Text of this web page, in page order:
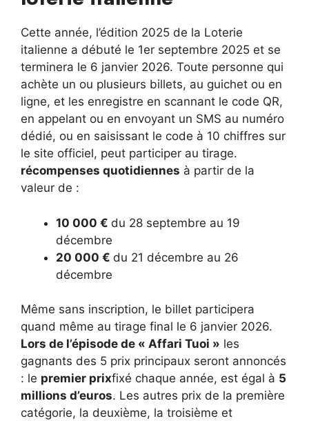
Cette année, l’édition 2025 de la Loterie
italienne a débuté le 1er septembre 2025 et se
terminera le 6 janvier 2026. Toute personne qui
achète un ou plusieurs billets, au guichet ou en
ligne, et les enregistre en scannant le code QR,
en appelant ou en envoyant un SMS au numéro
dédié, ou en saisissant le code à 10 chiffres sur
le site officiel, peut participer au tirage.
récompenses quotidiennes à partir de la
valeur de :
10 000 € du 28 septembre au 19
décembre
20 000 € du 21 décembre au 26
décembre
Même sans inscription, le billet participera
quand même au tirage final le 6 janvier 2026.
Lors de l’épisode de « Affari Tuoi » les
gagnants des 5 prix principaux seront annoncés
: le premier prixfixé chaque année, est égal à 5
millions d’euros. Les autres prix de la première
catégorie, la deuxième, la troisième et